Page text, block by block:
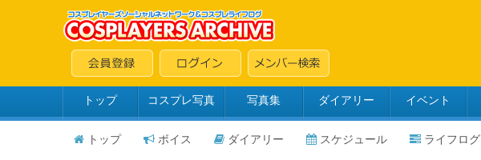
トップ コスプレ写真 写真集 ダイアリー イベント
トップ ボイス ダイアリー スケジュール ライフログ